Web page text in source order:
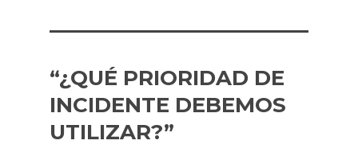
“¿QUÉ PRIORIDAD DE
INCIDENTE DEBEMOS
UTILIZAR?”